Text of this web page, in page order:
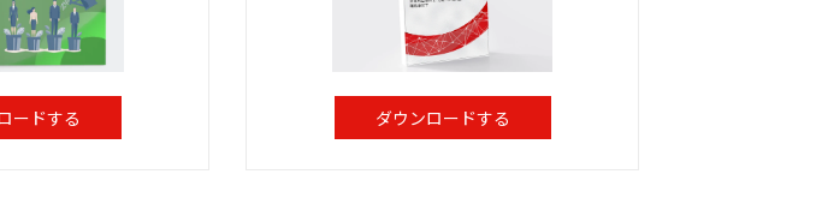
ードする ダウンロードする